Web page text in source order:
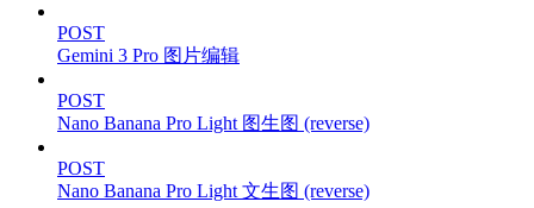
POST
Gemini 3 Pro 图片编辑
POST
Nano Banana Pro Light 图生图 (reverse)
POST
Nano Banana Pro Light 文生图 (reverse)